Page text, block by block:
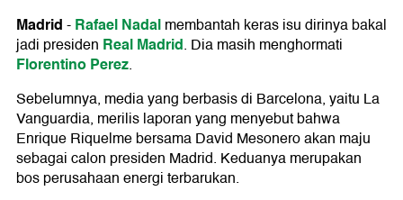
Madrid-Rafael Nadalmembantah keras isu dirinya bakal
jadi presiden Real Madrid. Dia masih menghormati
Florentino Perez.
Sebelumnya, media yang berbasis di Barcelona, yaitu La
Vanguardia, merilis laporan yang menyebut bahwa
Enrique Riquelme bersama David Mesonero akan maju
sebagai calon presiden Madrid. Keduanya merupakan
bos perusahaan energi terbarukan.